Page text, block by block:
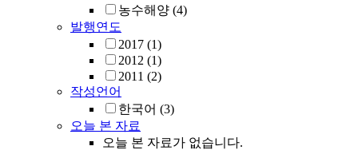
농수해양 (4)
발행연도
2017 (1)
2012 (1)
2011 (2)
작성언어
한국어 (3)
오늘 본 자료
오늘 본 자료가 없습니다.